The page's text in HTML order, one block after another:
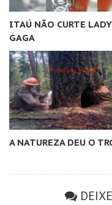
ITAÚ NÃO CURTE LADY
GAGA
A NATUREZA DEU O